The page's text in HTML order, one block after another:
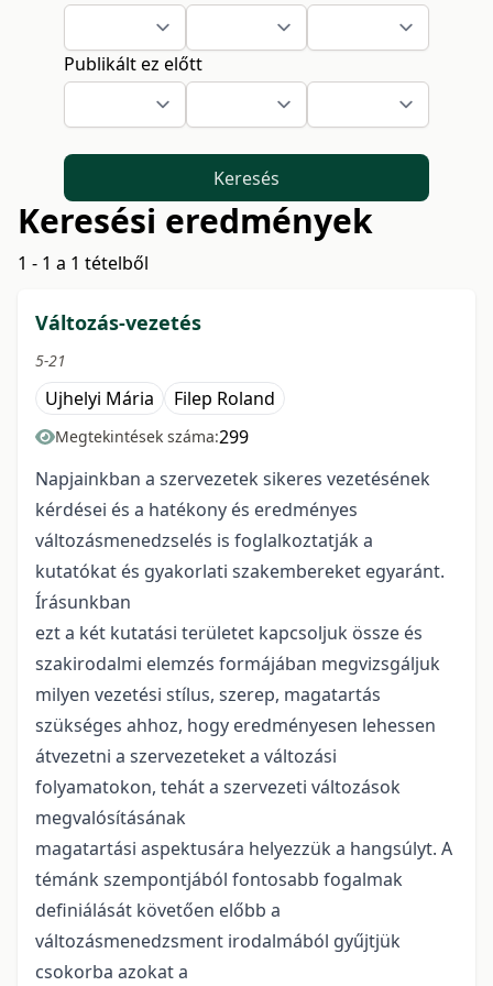
Publikált ez előtt
Keresés
Keresési eredmények
1 - 1 a 1 tételből
Változás-vezetés
5-21
Ujhelyi Mária Filep Roland
Megtekintések száma:299
Napjainkban a szervezetek sikeres vezetésének
kérdései és a hatékony és eredményes
változásmenedzselés is foglalkoztatják a
kutatókat és gyakorlati szakembereket egyaránt.
Írásunkban
ezt a két kutatási területet kapcsoljuk össze és
szakirodalmi elemzés formájában megvizsgáljuk
milyen vezetési stílus, szerep, magatartás
szükséges ahhoz, hogy eredményesen lehessen
átvezetni a szervezeteket a változási
folyamatokon, tehát a szervezeti változások
megvalósításának
magatartási aspektusára helyezzük a hangsúlyt. A
témánk szempontjából fontosabb fogalmak
definiálását követően előbb a
változásmenedzsment irodalmából gyűjtjük
csokorba azokat a